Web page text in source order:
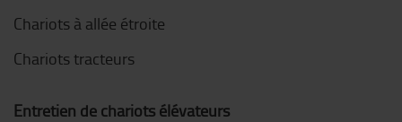
Chariots à allée étroite
Chariots tracteurs
Entretien de chariots élévateurs